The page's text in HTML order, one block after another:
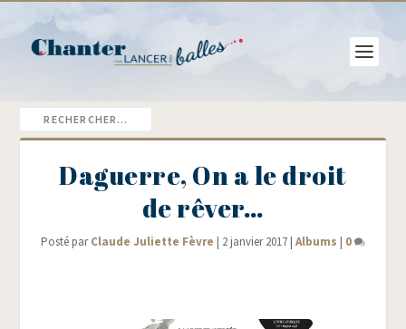
Daguerre, On a le droit
de rêver…
Posté parClaude Juliette Fèvre | 2 janvier 2017 | Albums | 0